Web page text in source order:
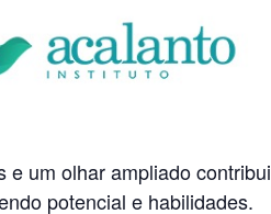
e um olhar ampliado contribui
potencial e habilidades.